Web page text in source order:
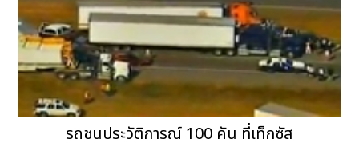
รถชนประวัติการณ์ 100 คัน ที่เท็กซัส